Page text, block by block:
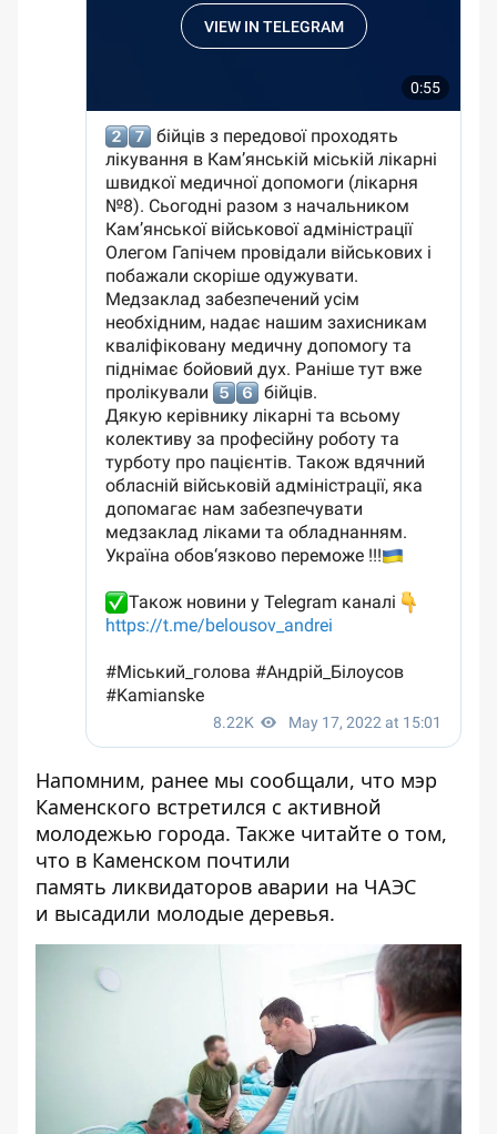
Напомним, ранее мы сообщали, что мэр
Каменского встретился с активной
молодежью города. Также читайте о том,
что в Каменском почтили
память ликвидаторов аварии на ЧАЭС
и высадили молодые деревья.